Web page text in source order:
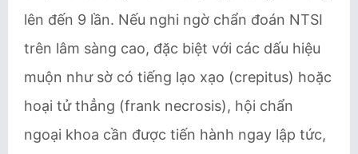
lên đến 9 lần. Nếu nghi ngờ chẩn đoán NTSI
trên lâm sàng cao, đặc biệt với các dấu hiệu
muộn như sờ có tiếng lạo xạo (crepitus) hoặc
hoại tử thẳng (frank necrosis), hội chẩn
ngoại khoa cần được tiến hành ngay lập tức,